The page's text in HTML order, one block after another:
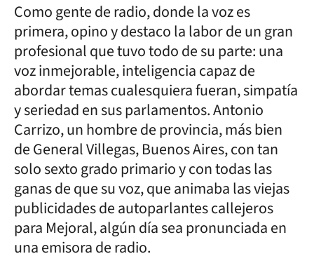
Como gente de radio, donde la voz es
primera, opino y destaco la labor de un gran
profesional que tuvo todo de su parte: una
voz inmejorable, inteligencia capaz de
abordar temas cualesquiera fueran, simpatía
y seriedad en sus parlamentos. Antonio
Carrizo, un hombre de provincia, más bien
de General Villegas, Buenos Aires, con tan
solo sexto grado primario y con todas las
ganas de que su voz, que animaba las viejas
publicidades de autoparlantes callejeros
para Mejoral, algún día sea pronunciada en
una emisora de radio.